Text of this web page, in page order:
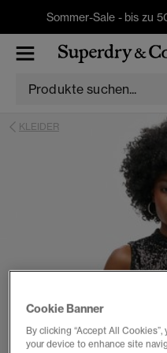
Sommer-Sale - bis zu
KLEIDER
Cookie Banner
By clicking “Accept All
your device to enhance site